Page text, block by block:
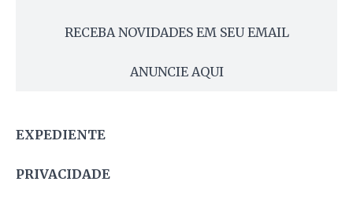
RECEBA NOVIDADES EM SEU EMAIL
ANUNCIE AQUI
EXPEDIENTE
PRIVACIDADE